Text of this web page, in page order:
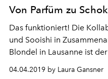
Von Parfüm zu
Das funktioniert! Die
und Sooishi in
Blondel in Lausanne ist
04.04.2019 by Laura Gansner